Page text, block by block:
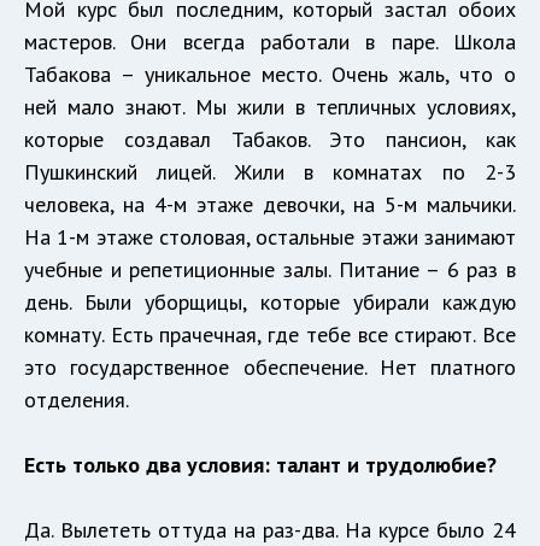
Мой курс был последним, который застал обоих
мастеров. Они всегда работали в паре. Школа
Табакова – уникальное место. Очень жаль, что о
ней мало знают. Мы жили в тепличных условиях,
которые создавал Табаков. Это пансион, как
Пушкинский лицей. Жили в комнатах по 2-3
человека, на 4-м этаже девочки, на 5-м мальчики.
На 1-м этаже столовая, остальные этажи занимают
учебные и репетиционные залы. Питание – 6 раз в
день. Были уборщицы, которые убирали каждую
комнату. Есть прачечная, где тебе все стирают. Все
это государственное обеспечение. Нет платного
отделения.
Есть только два условия: талант и трудолюбие?
Да. Вылететь оттуда на раз-два. На курсе было 24